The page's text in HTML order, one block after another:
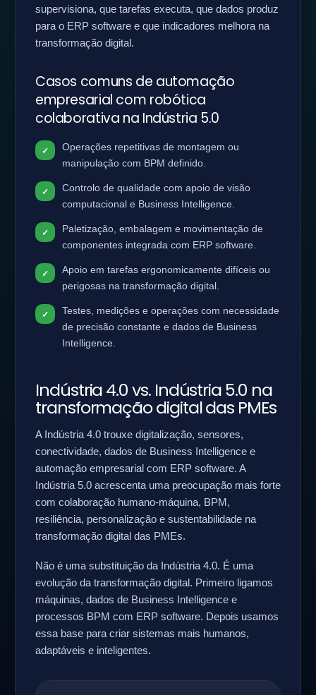
supervisiona, que tarefas executa, que dados produz
para o ERP software e que indicadores melhora na
transformação digital.
Casos comuns de automação
empresarial com robótica
colaborativa na Indústria 5.0
Operações repetitivas de montagem ou
manipulação com BPM definido.
Controlo de qualidade com apoio de visão
computacional e Business Intelligence.
Paletização, embalagem e movimentação de
componentes integrada com ERP software.
Apoio em tarefas ergonomicamente difíceis ou
perigosas na transformação digital.
Testes, medições e operações com necessidade
de precisão constante e dados de Business
Intelligence.
Indústria 4.0 vs. Indústria 5.0 na
transformação digital das PMEs
A Indústria 4.0 trouxe digitalização, sensores,
conectividade, dados de Business Intelligence e
automação empresarial com ERP software. A
Indústria 5.0 acrescenta uma preocupação mais forte
com colaboração humano-máquina, BPM,
resiliência, personalização e sustentabilidade na
transformação digital das PMEs.
Não é uma substituição da Indústria 4.0. É uma
evolução da transformação digital. Primeiro ligamos
máquinas, dados de Business Intelligence e
processos BPM com ERP software. Depois usamos
essa base para criar sistemas mais humanos,
adaptáveis e inteligentes.